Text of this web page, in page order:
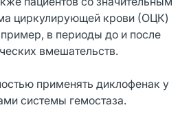
циркулирующей крови (ОЦК)
в периоды до и после
вмешательств.
применять диклофенак у
системы гемостаза.